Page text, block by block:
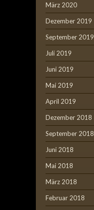
März 2020
Dezember 2019
September 2019
Juli 2019
Juni 2019
Mai 2019
April 2019
Dezember 2018
September 2018
Juni 2018
Mai 2018
März 2018
Februar 2018